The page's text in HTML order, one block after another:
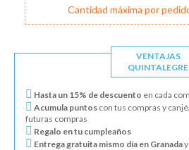
Cantidad máxima por
VENTAJAS
QUINTALEGRE
Hasta un 15% de descuento en cada
Acumula puntos con tus compras y
futuras compras
Regalo en tu cumpleaños
Entrega gratuita mismo día en Granada